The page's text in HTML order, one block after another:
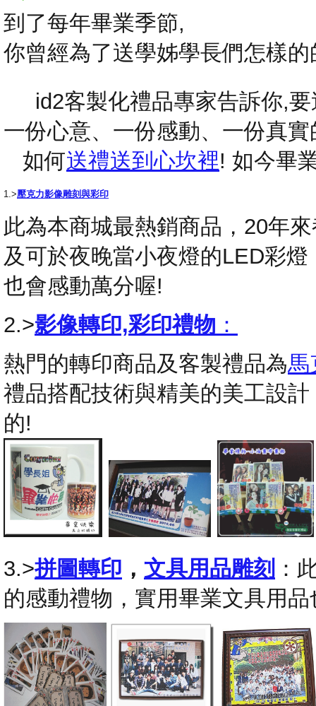
到了每年畢業季節,
你曾經為了送學姊學長們怎樣
id2客製化禮品專家告訴你,要
一份心意、一份感動、一份真
如何送禮送到心坎裡! 如今畢
1.>壓克力影像雕刻與彩印
此為本商城最熱銷商品，20年
及可於夜晚當小夜燈的LED彩
也會感動萬分喔!
2.>影像轉印,彩印禮物 ：
熱門的轉印商品及客製禮品為馬
禮品搭配技術與精美的美工設
的!
3.>拼圖轉印 ， 文具用品雕刻 ：
的感動禮物，實用畢業文具用